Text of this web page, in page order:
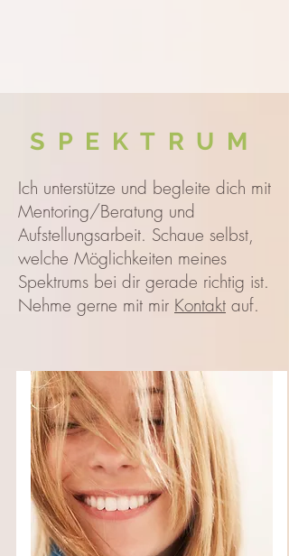
SPEKTRUM
Ich unterstütze und begleite dich mit
Mentoring/Beratung und
Aufstellungsarbeit. Schaue selbst,
welche Möglichkeiten meines
Spektrums bei dir gerade richtig ist.
Nehme gerne mit mir Kontakt auf.